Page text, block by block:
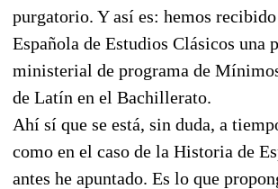
purgatorio. Y así es: hemos
Española de Estudios Clásicos una
ministerial de programa de
de Latín en el Bachillerato.
Ahí sí que se está, sin duda, a
como en el caso de la Historia de
antes he apuntado. Es lo que